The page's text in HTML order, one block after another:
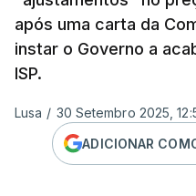
após uma carta da
instar o Governo a
ISP.
Lusa / 30 Setembro 2025,
ADICIONAR